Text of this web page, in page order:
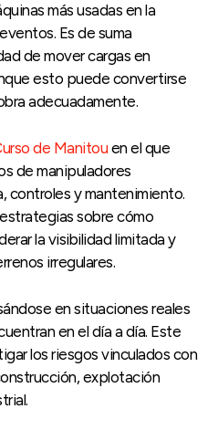
más usadas en la
Es de suma
de mover cargas en
esto puede convertirse
adecuadamente.
de Manitouen el que
de manipuladores
controles y mantenimiento.
sobre cómo
la visibilidad limitada y
irregulares.
en situaciones reales
en el día a día. Este
los riesgos vinculados con
explotación